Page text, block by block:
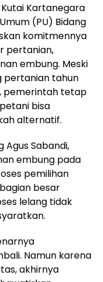
Kartanegara
(PU) Bidang
komitmennya
pertanian,
embung. Meski
pertanian tahun
pemerintah tetap
bisa
alternatif.
Agus Sabandi,
embung pada
pemilihan
besar
lelang tidak
Namun karena
akhirnya